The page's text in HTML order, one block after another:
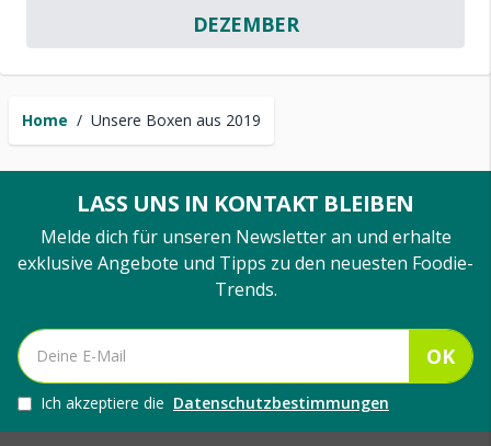
Home / Unsere Boxen aus 2019
DEZEMBER
LASS UNS IN KONTAKT BLEIBEN
Melde dich für unseren Newsletter an und erhalte
exklusive Angebote und Tipps zu den neuesten Foodie-
Trends.
OK
Ich akzeptiere die Datenschutzbestimmungen